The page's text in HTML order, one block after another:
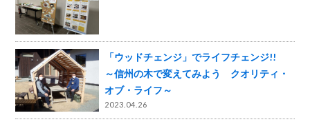
「ウッドチェンジ」でライフチェンジ!!
～信州の木で変えてみよう クオリティ・
オブ・ライフ～
2023.04.26